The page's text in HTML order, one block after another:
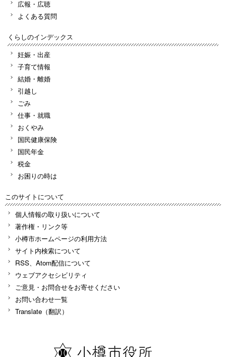
広報・広聴
よくある質問
くらしのインデックス
妊娠・出産
子育て情報
結婚・離婚
引越し
ごみ
仕事・就職
おくやみ
国民健康保険
国民年金
税金
お困りの時は
このサイトについて
個人情報の取り扱いについて
著作権・リンク等
小樽市ホームページの利用方法
サイト内検索について
RSS、Atom配信について
ウェブアクセシビリティ
ご意見・お問合せをお寄せください
お問い合わせ一覧
Translate（翻訳）